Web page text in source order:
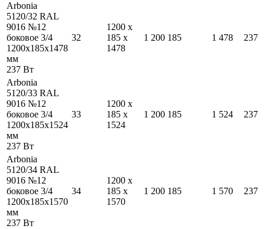
Arbonia
5120/32 RAL
9016 №12
боковое 3/4
1200x185x1478
мм
237 Вт
32
1200 x
185 x
1478
1 200 185 1 478 237
Arbonia
5120/33 RAL
9016 №12
боковое 3/4
1200x185x1524
мм
237 Вт
33
1200 x
185 x
1524
1 200 185 1 524 237
Arbonia
5120/34 RAL
9016 №12
боковое 3/4
1200x185x1570
мм
237 Вт
34
1200 x
185 x
1570
1 200 185 1 570 237